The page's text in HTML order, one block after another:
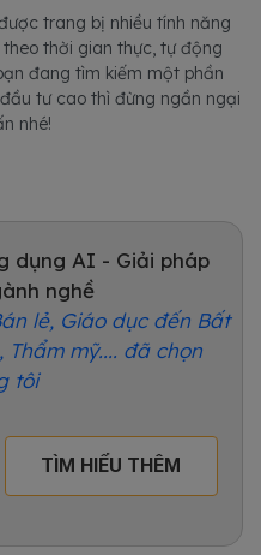
trang bị nhiều tính năng
thời gian thực, tự động
đang tìm kiếm một phần
tư cao thì đừng ngần ngại
nhé!
dụng AI - Giải pháp
nghề
lẻ, Giáo dục đến Bất
mỹ.... đã chọn
tôi
TÌM HIỂU THÊM